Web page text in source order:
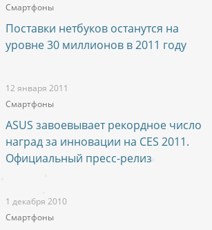
Смартфоны
Поставки нетбуков останутся на
уровне 30 миллионов в 2011 году
12 января 2011
Смартфоны
ASUS завоевывает рекордное число
наград за инновации на CES 2011.
Официальный пресс-релиз
1 декабря 2010
Смартфоны